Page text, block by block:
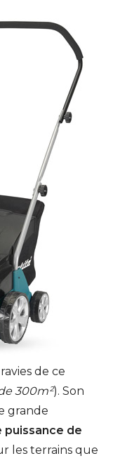
de ce
300m²). Son
grande
puissance de
les terrains que